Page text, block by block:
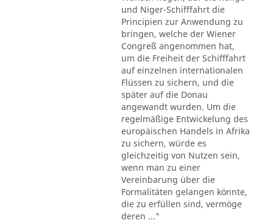
und Niger-Schifffahrt die
Principien zur Anwendung zu
bringen, welche der Wiener
Congreß angenommen hat,
um die Freiheit der Schifffahrt
auf einzelnen internationalen
Flüssen zu sichern, und die
später auf die Donau
angewandt wurden. Um die
regelmäßige Entwickelung des
europäischen Handels in Afrika
zu sichern, würde es
gleichzeitig von Nutzen sein,
wenn man zu einer
Vereinbarung über die
Formalitäten gelangen könnte,
die zu erfüllen sind, vermöge
deren ..."